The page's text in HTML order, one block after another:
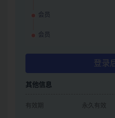
会员
会员
登录
其他信息
有效期 永久有效